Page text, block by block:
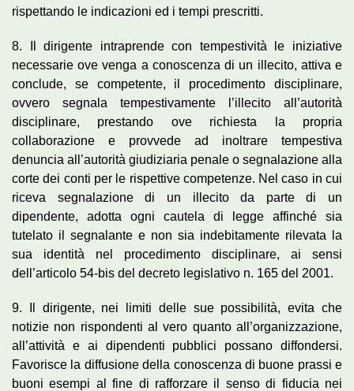
rispettando le indicazioni ed i tempi prescritti.
8. Il dirigente intraprende con tempestività le iniziative
necessarie ove venga a conoscenza di un illecito, attiva e
conclude, se competente, il procedimento disciplinare,
ovvero segnala tempestivamente l’illecito all’autorità
disciplinare, prestando ove richiesta la propria
collaborazione e provvede ad inoltrare tempestiva
denuncia all’autorità giudiziaria penale o segnalazione alla
corte dei conti per le rispettive competenze. Nel caso in cui
riceva segnalazione di un illecito da parte di un
dipendente, adotta ogni cautela di legge affinché sia
tutelato il segnalante e non sia indebitamente rilevata la
sua identità nel procedimento disciplinare, ai sensi
dell’articolo 54-bis del decreto legislativo n. 165 del 2001.
9. Il dirigente, nei limiti delle sue possibilità, evita che
notizie non rispondenti al vero quanto all’organizzazione,
all’attività e ai dipendenti pubblici possano diffondersi.
Favorisce la diffusione della conoscenza di buone prassi e
buoni esempi al fine di rafforzare il senso di fiducia nei